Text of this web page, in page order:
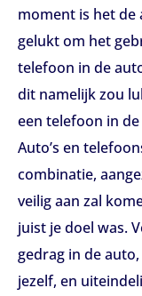
moment is het
gelukt om het
telefoon in de
dit namelijk zou
een telefoon in
Auto’s en
combinatie,
veilig aan zal
juist je doel was.
gedrag in de
jezelf, en